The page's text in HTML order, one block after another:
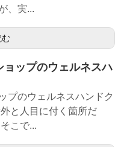
、実...
む
ョップのウェルネスハ
プのウェルネスハンドク
と人目に付く箇所だ
こで...